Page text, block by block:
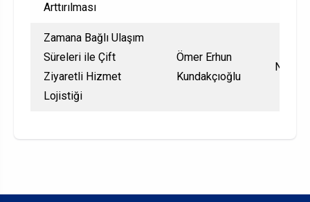
Arttırılması
Zamana Bağlı Ulaşım
Süreleri ile Çift
Ziyaretli Hizmet
Lojistiği
Ömer Erhun
Kundakçıoğlu